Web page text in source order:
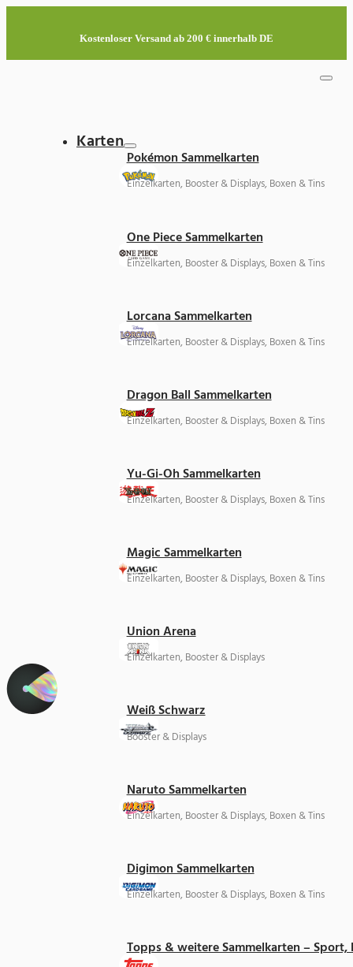
Kostenloser Versand ab 200 € innerhalb DE
Karten
Pokémon Sammelkarten
Einzelkarten, Booster & Displays, Boxen & Tins
One Piece Sammelkarten
Einzelkarten, Booster & Displays, Boxen & Tins
Lorcana Sammelkarten
Einzelkarten, Booster & Displays, Boxen & Tins
Dragon Ball Sammelkarten
Einzelkarten, Booster & Displays, Boxen & Tins
Yu-Gi-Oh Sammelkarten
Einzelkarten, Booster & Displays, Boxen & Tins
Magic Sammelkarten
Einzelkarten, Booster & Displays, Boxen & Tins
Union Arena
Einzelkarten, Booster & Displays
Weiß Schwarz
Booster & Displays
Naruto Sammelkarten
Einzelkarten, Booster & Displays, Boxen & Tins
Digimon Sammelkarten
Einzelkarten, Booster & Displays, Boxen & Tins
Topps & weitere Sammelkarten –